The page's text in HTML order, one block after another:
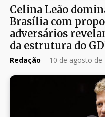
Celina Leão
Brasília com
adversários
da estrutura do
Redação - 10 de agosto de